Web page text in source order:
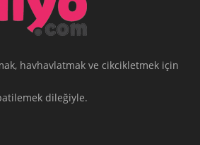
havhavlatmak ve cikcikletmek için
dileğiyle.